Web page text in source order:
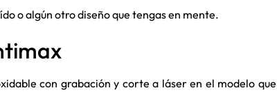
o algún otro diseño que tengas en mente.
con grabación y corte a láser en el modelo que